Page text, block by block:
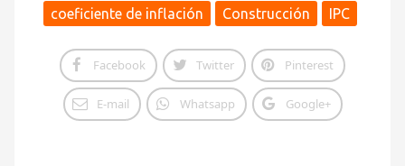
coeficiente de inflación Construcción IPC
Facebook Twitter Pinterest
E-mail Whatsapp Google+